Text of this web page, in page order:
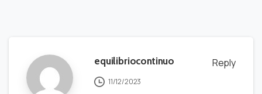
equilibriocontinuo Reply
11/12/2023